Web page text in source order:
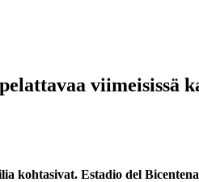
viimeisissä
kohtasivat. Estadio del